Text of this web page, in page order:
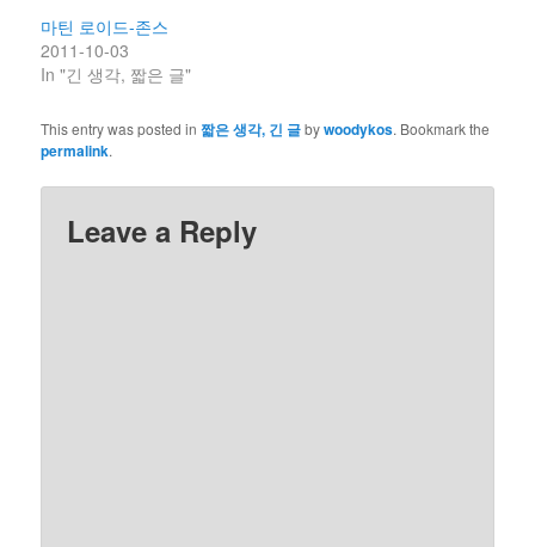
마틴 로이드-존스
2011-10-03
In "긴 생각, 짧은 글"
This entry was posted in짧은 생각, 긴 글bywoodykos. Bookmark the
permalink.
Leave a Reply